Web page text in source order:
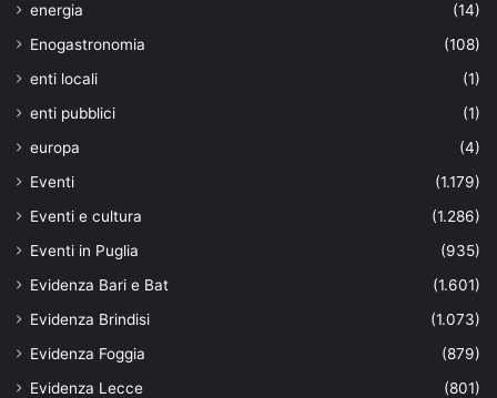
energia
(14)
Enogastronomia
(108)
enti locali
(1)
enti pubblici
(1)
europa
(4)
Eventi
(1.179)
Eventi e cultura
(1.286)
Eventi in Puglia
(935)
Evidenza Bari e Bat
(1.601)
Evidenza Brindisi
(1.073)
Evidenza Foggia
(879)
Evidenza Lecce
(801)